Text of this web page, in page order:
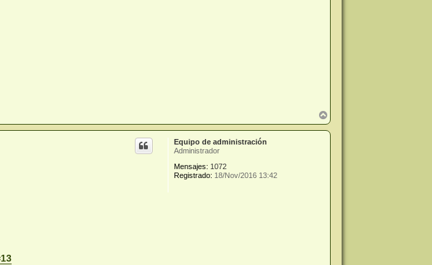
r
r
Equipo de administración
Administrador
Mensajes: 1072
Registrado: 18/Nov/2016 13:42